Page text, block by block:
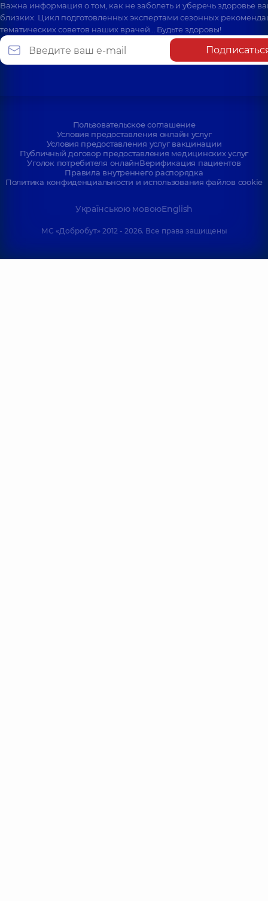
Важна информация о том, как не заболеть и уберечь здоровье
близких. Цикл подготовленных экспертами сезонных
тематических советов наших врачей… Будьте здоровы!
Пользовательское соглашение
Условия предоставления онлайн услуг
Условия предоставления услуг вакцинации
Публичный договор предоставления медицинских услуг
Уголок потребителя онлайнВерификация пациентов
Правила внутреннего распорядка
Политика конфиденциальности и использования файлов cookie
Українською мовоюEnglish
МС «Добробут» 2012 - 2026. Все права защищены